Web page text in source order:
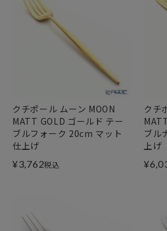
クチポール ムーン MOON
MATT GOLD ゴールド テー
ブルフォーク 20cm マット
仕上げ
¥3,762税込
クチ
ブル
上げ
¥